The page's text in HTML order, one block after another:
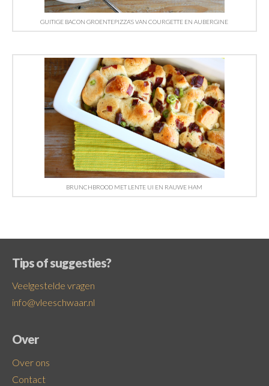
GUITIGE BACON GROENTEPIZZA’S VAN COURGETTE EN AUBERGINE
BRUNCHBROOD MET LENTE UI EN RAUWE HAM
Tips of suggesties?
Veelgestelde vragen
info@vleeschwaar.nl
Over
Over ons
Contact